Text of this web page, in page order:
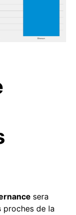
sera
proches de la